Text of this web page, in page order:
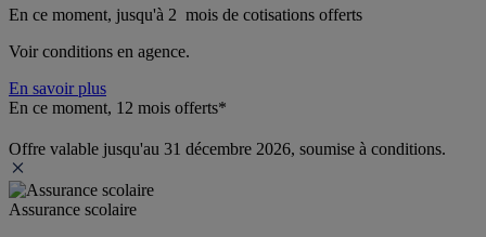
En ce moment, jusqu'à 2  mois de cotisations offerts
Voir conditions en agence.
En savoir plus
En ce moment, 12 mois offerts*
Offre valable jusqu'au 31 décembre 2026, soumise à conditions.
Assurance scolaire